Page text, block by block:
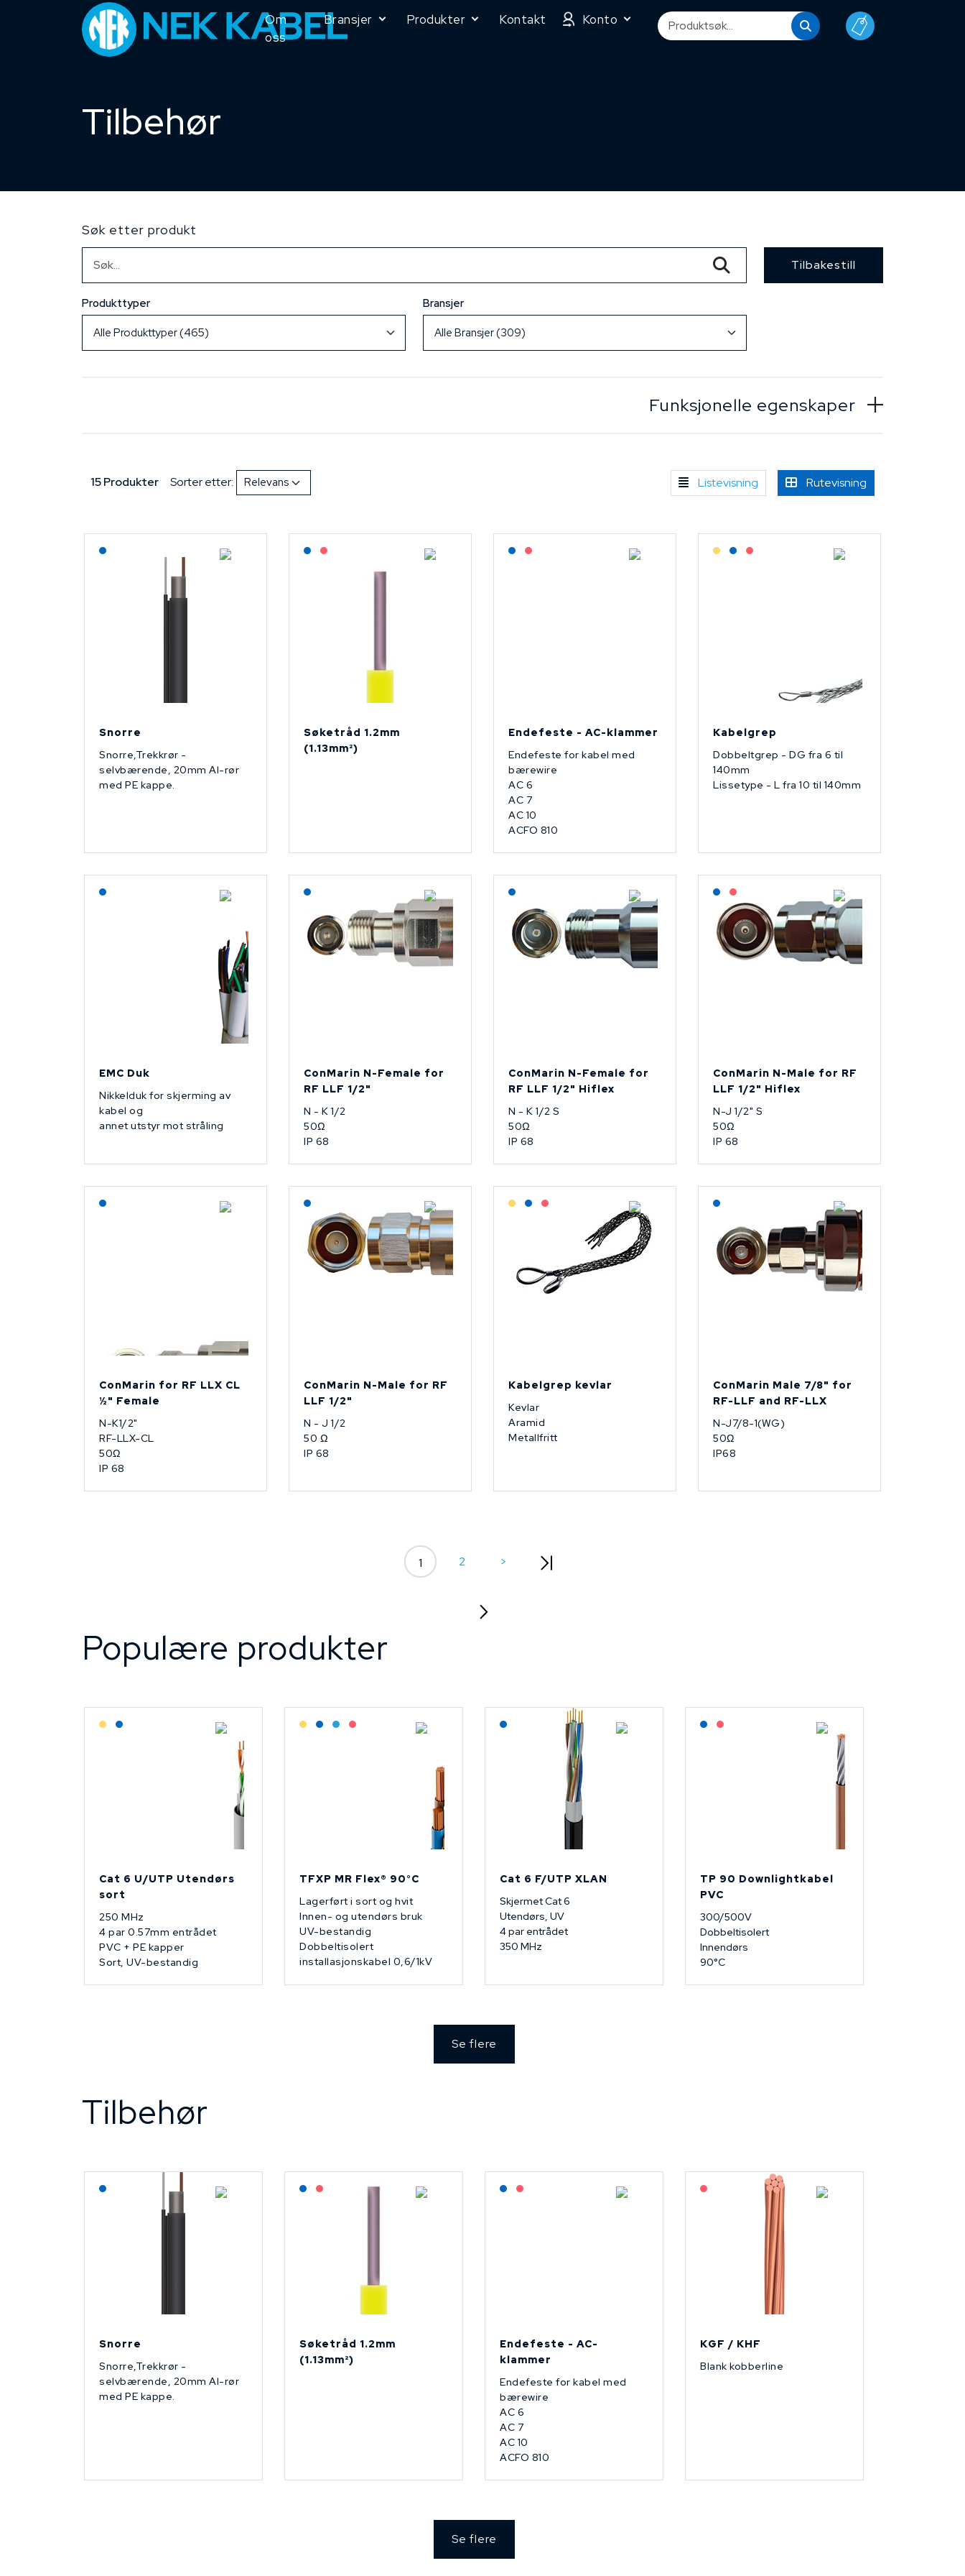
Om
oss
Bransjer Produkter Kontakt Konto
Tilbehør
Søk etter produkt
Tilbakestill
Produkttyper Bransjer
Funksjonelle egenskaper
15 Produkter Sorter etter: Listevisning Rutevisning
Snorre
Snorre,Trekkrør -
selvbærende, 20mm Al-rør
med PE kappe.
Lagerført: NEK Kabel
Søketråd 1.2mm
(1.13mm²)
Lagerført: NEK Kabel
Endefeste - AC-klammer
Endefeste for kabel med
bærewire
AC 6
AC 7
AC 10
ACFO 810
Lagerført: Grossist
Lagerført: NEK Kabel
Kabelgrep
Dobbeltgrep - DG fra 6 til
140mm
Lissetype - L fra 10 til 140mm
EMC Duk
Nikkelduk for skjerming av
kabel og
annet utstyr mot stråling
ConMarin N-Female for
RF LLF 1/2"
N - K 1/2
50Ω
IP 68
ConMarin N-Female for
RF LLF 1/2" Hiflex
N - K 1/2 S
50Ω
IP 68
Lagerført: NEK Kabel
ConMarin N-Male for RF
LLF 1/2" Hiflex
N-J 1/2" S
50Ω
IP 68
ConMarin for RF LLX CL
½" Female
N-K1/2"
RF-LLX-CL
50Ω
IP 68
ConMarin N-Male for RF
LLF 1/2"
N - J 1/2
50 Ω
IP 68
Lagerført: Grossist
Lagerført: NEK Kabel
Kabelgrep kevlar
Kevlar
Aramid
Metallfritt
ConMarin Male 7/8" for
RF-LLF and RF-LLX
N-J7/8-1(WG)
50Ω
IP68
1 2 >
Populære produkter
Lagerført: Grossist
Lagerført: NEK Kabel
Cat 6 U/UTP Utendørs
sort
250 MHz
4 par 0.57mm entrådet
PVC + PE kapper
Sort, UV-bestandig
Lagerført: Grossist
Lagerført: NEK Kabel
Bestilling: 2-3 uker
På forespørsel
TFXP MR Flex® 90°C
Lagerført i sort og hvit
Innen- og utendørs bruk
UV-bestandig
Dobbeltisolert
installasjonskabel 0,6/1kV
Lagerført: NEK Kabel
Cat 6 F/UTP XLAN
Skjermet Cat 6
Utendørs, UV
4 par entrådet
350 MHz
Lagerført: NEK Kabel
TP 90 Downlightkabel
PVC
300/500V
Dobbeltisolert
Innendørs
90°C
Se flere
Tilbehør
Snorre
Snorre,Trekkrør -
selvbærende, 20mm Al-rør
med PE kappe.
Lagerført: NEK Kabel
På forespørsel
Søketråd 1.2mm
(1.13mm²)
Lagerført: NEK Kabel
Endefeste - AC-
klammer
Endefeste for kabel med
bærewire
AC 6
AC 7
AC 10
ACFO 810
På forespørsel
KGF / KHF
Blank kobberline
Se flere